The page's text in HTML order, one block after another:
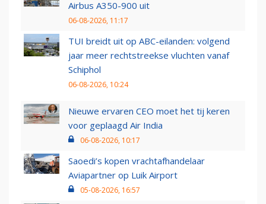
Airbus A350-900 uit
06-08-2026, 11:17
TUI breidt uit op ABC-eilanden: volgend
jaar meer rechtstreekse vluchten vanaf
Schiphol
06-08-2026, 10:24
Nieuwe ervaren CEO moet het tij keren
voor geplaagd Air India
06-08-2026, 10:17
Saoedi’s kopen vrachtafhandelaar
Aviapartner op Luik Airport
05-08-2026, 16:57